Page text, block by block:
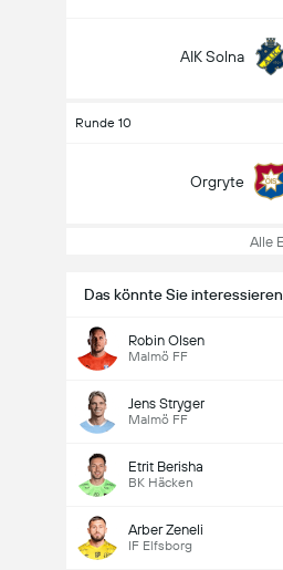
AIK Solna
Runde 10
Orgryte
Alle
Das könnte Sie interessieren
Robin Olsen
Malmö FF
Jens Stryger
Malmö FF
Etrit Berisha
BK Häcken
Arber Zeneli
IF Elfsborg